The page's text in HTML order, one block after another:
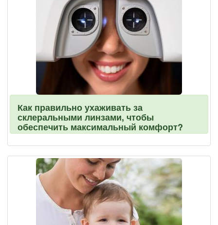
Как правильно ухаживать за
склеральными линзами, чтобы
обеспечить максимальный комфорт?